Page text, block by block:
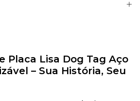
Placa Lisa Dog Tag Aço
– Sua História, Seu